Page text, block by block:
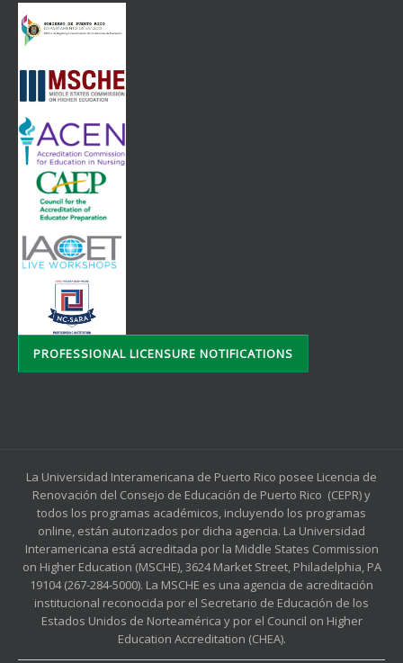
PROFESSIONAL LICENSURE NOTIFICATIONS
La Universidad Interamericana de Puerto Rico posee Licencia de
Renovación del Consejo de Educación de Puerto Rico (CEPR) y
todos los programas académicos, incluyendo los programas
online, están autorizados por dicha agencia. La Universidad
Interamericana está acreditada por la Middle States Commission
on Higher Education (MSCHE), 3624 Market Street, Philadelphia, PA
19104 (267-284-5000). La MSCHE es una agencia de acreditación
institucional reconocida por el Secretario de Educación de los
Estados Unidos de Norteamérica y por el Council on Higher
Education Accreditation (CHEA).